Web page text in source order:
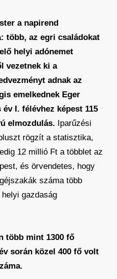
a napirend
több, az egri családokat
helyi adónemet
vezetnek ki a
adnak az
emelkednek Eger
év I. félévhez képest 115
elmozdulás. Iparűzési
rögzít a statisztika,
12 millió Ft a többlet az
és örvendetes, hogy
száma több
gazdaság
több mint 1300 fő
során közel 400 fő volt